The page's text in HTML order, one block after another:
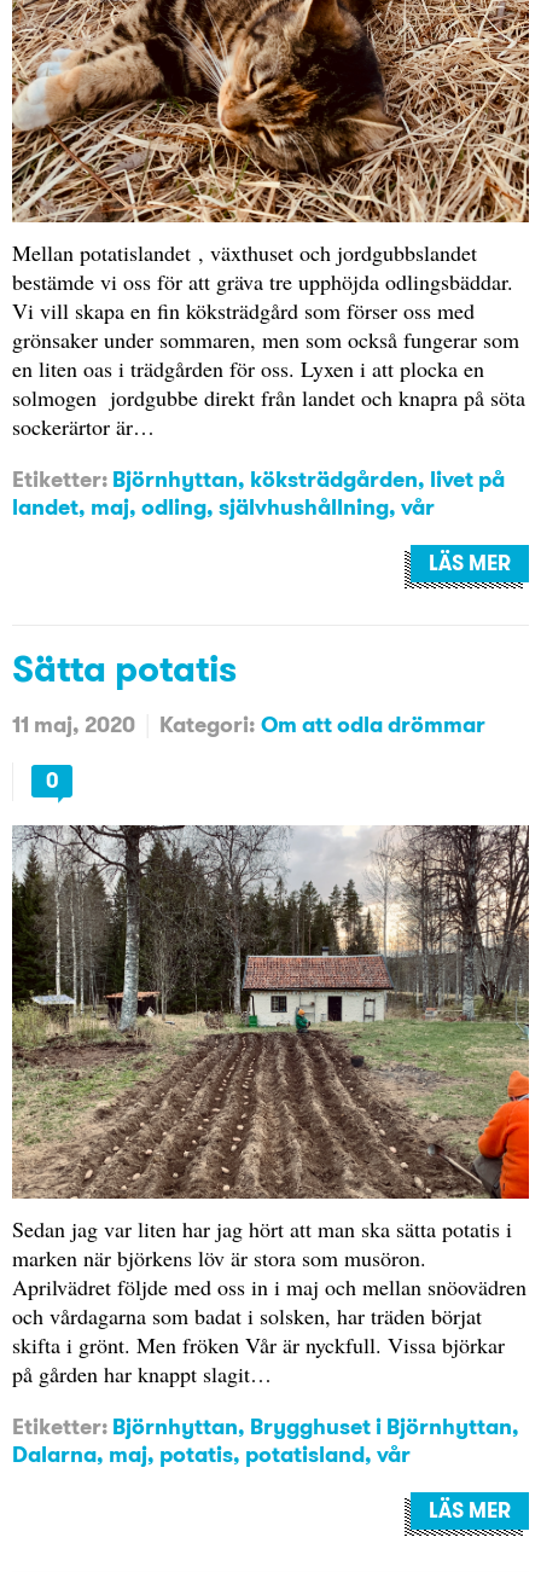
Mellan potatislandet , växthuset och jordgubbslandet
bestämde vi oss för att gräva tre upphöjda odlingsbäddar.
Vi vill skapa en fin köksträdgård som förser oss med
grönsaker under sommaren, men som också fungerar som
en liten oas i trädgården för oss. Lyxen i att plocka en
solmogen jordgubbe direkt från landet och knapra på söta
sockerärtor är…
Etiketter: Björnhyttan, köksträdgården, livet på
landet, maj, odling, självhushållning, vår
LÄS MER
Sätta potatis
11 maj, 2020 Kategori: Om att odla drömmar
0
Sedan jag var liten har jag hört att man ska sätta potatis i
marken när björkens löv är stora som musöron.
Aprilvädret följde med oss in i maj och mellan snöovädren
och vårdagarna som badat i solsken, har träden börjat
skifta i grönt. Men fröken Vår är nyckfull. Vissa björkar
på gården har knappt slagit…
Etiketter: Björnhyttan, Brygghuset i Björnhyttan,
Dalarna, maj, potatis, potatisland, vår
LÄS MER